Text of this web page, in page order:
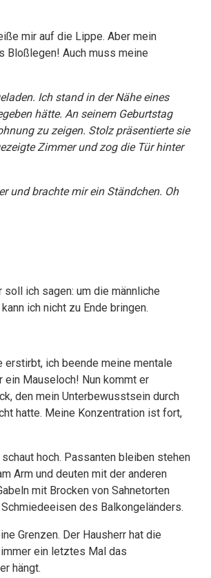
mir auf die Lippe. Aber mein
Bloßlegen! Auch muss meine
Ich stand in der Nähe eines
hätte. An seinem Geburtstag
zu zeigen. Stolz präsentierte sie
Zimmer und zog die Tür hinter
und brachte mir ein Ständchen. Oh
ich sagen: um die männliche
ich nicht zu Ende bringen.
erstirbt, ich beende meine mentale
ein Mauseloch! Nun kommt er
den mein Unterbewusstsein durch
hatte. Meine Konzentration ist fort,
hoch. Passanten bleiben stehen
Arm und deuten mit der anderen
mit Brocken von Sahnetorten
des Balkongeländers.
Grenzen. Der Hausherr hat die
ein letztes Mal das
hängt.